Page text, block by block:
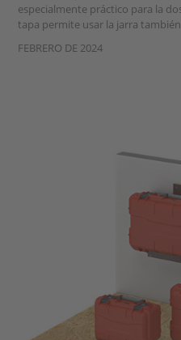
especialmente práctico para la
tapa permite usar la jarra
FEBRERO DE 2024